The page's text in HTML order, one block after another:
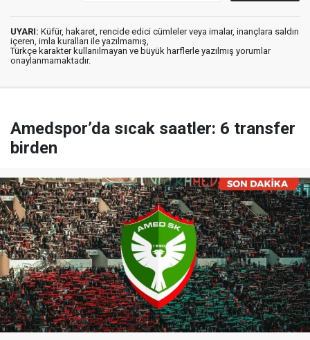
UYARI: Küfür, hakaret, rencide edici cümleler veya imalar, inançlara saldırı
içeren, imla kuralları ile yazılmamış,
Türkçe karakter kullanılmayan ve büyük harflerle yazılmış yorumlar
onaylanmamaktadır.
Amedspor’da sıcak saatler: 6 transfer
birden